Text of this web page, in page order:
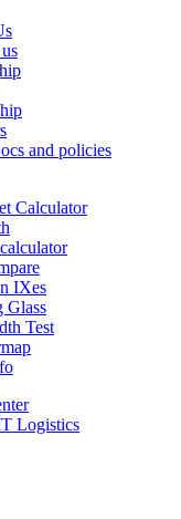
and policies
Calculator
IXes
Glass
Test
Logistics